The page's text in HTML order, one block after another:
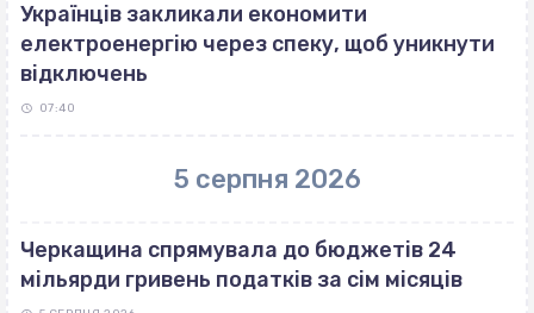
Українців закликали економити
електроенергію через спеку, щоб уникнути
відключень
07:40
5 серпня 2026
Черкащина спрямувала до бюджетів 24
мільярди гривень податків за сім місяців